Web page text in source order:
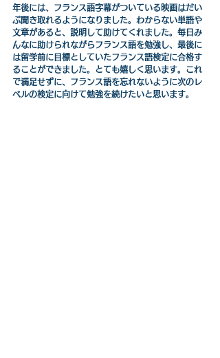
年後には、フランス語字幕がついている映画はだい
ぶ聞き取れるようになりました。わからない単語や
文章があると、説明して助けてくれました。毎日み
んなに助けられながらフランス語を勉強し、最後に
は留学前に目標としていたフランス語検定に合格す
ることができました。とても嬉しく思います。これ
で満足せずに、フランス語を忘れないように次のレ
ベルの検定に向けて勉強を続けたいと思います。